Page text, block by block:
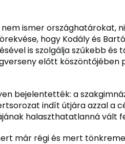
nem ismer országhatárokat,
hogy Kodály és
is szolgálja szűkebb és
előtt köszöntőjében
bejelentették: a
indít útjára azzal a
halaszthatatlanná vált
már régi és mert